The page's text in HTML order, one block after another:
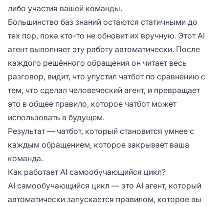
либо участия вашей команды.
Большинство баз знаний остаются статичными до
тех пор, пока кто-то не обновит их вручную. Этот AI
агент выполняет эту работу автоматически. После
каждого решённого обращения он читает весь
разговор, видит, что упустил чатбот по сравнению с
тем, что сделал человеческий агент, и превращает
это в общее правило, которое чатбот может
использовать в будущем.
Результат — чатбот, который становится умнее с
каждым обращением, которое закрывает ваша
команда.
Как работает AI самообучающийся цикл?
AI самообучающийся цикл — это AI агент, который
автоматически запускается правилом, которое вы